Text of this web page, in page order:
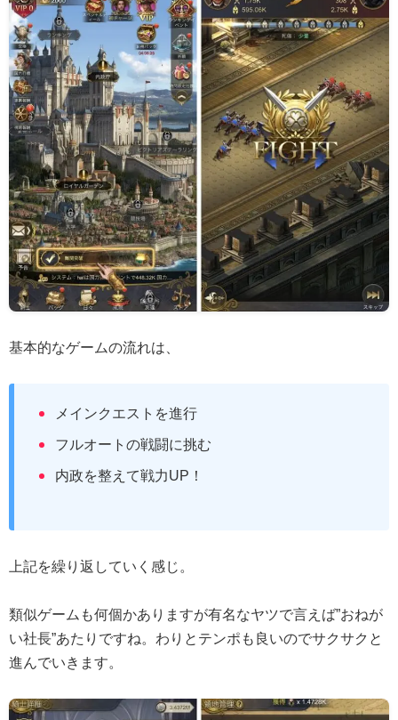
基本的なゲームの流れは、
メインクエストを進行
フルオートの戦闘に挑む
内政を整えて戦力UP！
上記を繰り返していく感じ。
類似ゲームも何個かありますが有名なヤツで言えば”おねが
い社長”あたりですね。わりとテンポも良いのでサクサクと
進んでいきます。